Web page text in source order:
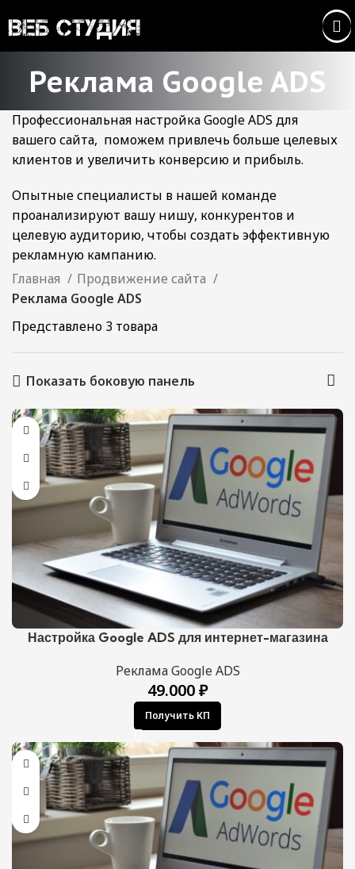
Реклама Google ADS
Профессиональная настройка Google ADS для
вашего сайта, поможем привлечь больше целевых
клиентов и увеличить конверсию и прибыль.
Опытные специалисты в нашей команде
проанализируют вашу нишу, конкурентов и
целевую аудиторию, чтобы создать эффективную
рекламную кампанию.
Главная
Продвижение сайта
Реклама Google ADS
Представлено 3 товара
Показать боковую панель
Настройка Google ADS для интернет-магазина
Реклама Google ADS
49.000₽
Получить КП